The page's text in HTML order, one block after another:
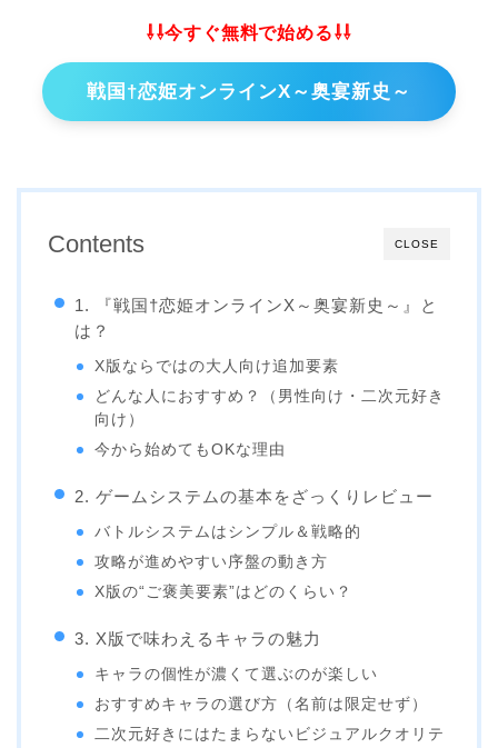
⇩⇩今すぐ無料で始める⇩⇩
戦国†恋姫オンラインX～奥宴新史～
CLOSE
Contents
1. 『戦国†恋姫オンラインX～奥宴新史～』と
は？
X版ならではの大人向け追加要素
どんな人におすすめ？（男性向け・二次元好き
向け）
今から始めてもOKな理由
2. ゲームシステムの基本をざっくりレビュー
バトルシステムはシンプル＆戦略的
攻略が進めやすい序盤の動き方
X版の“ご褒美要素”はどのくらい？
3. X版で味わえるキャラの魅力
キャラの個性が濃くて選ぶのが楽しい
おすすめキャラの選び方（名前は限定せず）
二次元好きにはたまらないビジュアルクオリテ